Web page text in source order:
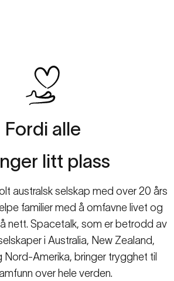
Fordi alle
litt plass
australsk selskap med over 20 års
familier med å omfavne livet og
nett. Spacetalk, som er betrodd av
i Australia, New Zealand,
Nord-Amerika, bringer trygghet til
over hele verden.